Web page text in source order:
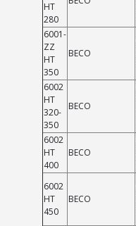
HT
280
6001-
ZZ
HT
350
BECO
6002
HT
320-
350
BECO
6002
HT
400
BECO
6002
HT
450
BECO